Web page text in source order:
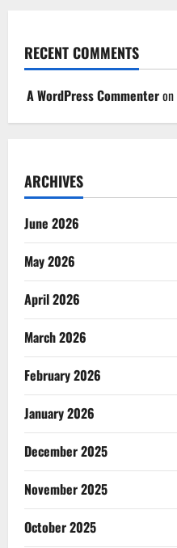
RECENT COMMENTS
A WordPress Commenteron
ARCHIVES
June 2026
May 2026
April 2026
March 2026
February 2026
January 2026
December 2025
November 2025
October 2025